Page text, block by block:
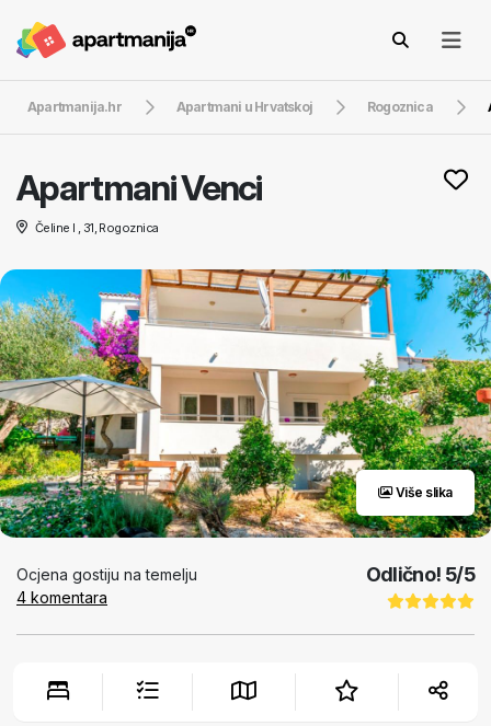
Apartmanija.hr Apartmani u Hrvatskoj Rogoznica
Apartmani Venci
Čeline I , 31, Rogoznica
Više slika
Ocjena gostiju na temelju
4 komentara
Odlično! 5/5